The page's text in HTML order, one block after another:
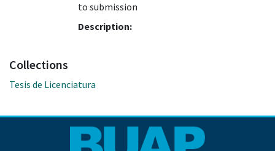
to submission
Description:
Collections
Tesis de Licenciatura